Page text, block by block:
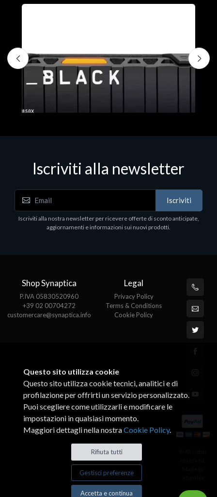
WD_BLACK SN850X NVMe SSD
WDBB9H0020BNC - SSD - 2 TB - interno - M.2
2280 - PCIe 4.0 (NVMe) - dissipatore integrato -
nero
Iscriviti alla newsletter
Iscriviti
Iscriviti alla nostra newsletter per ricevere offerte di sconto anticipate,
aggiornamenti e informazioni sui nuovi prodotti.
Shop Synaptica
P.IVA 05830520960
+39 02 00704272
customercare@synaptica.info
Legal
Privacy Policy
Terms & Conditions
Cookie Policy
Questo sito utilizza cookie
Questo sito utilizza cookie tecnici, analitici e di
profilazione per offrirti un servizio personalizzato.
Puoi scegliere come utilizzarli e modificare le
impostazioni in qualsiasi momento.
Maggiori dettagli nella nostraCookie Policy.
Rifiuta tutti
Gestisci preferenze
Accetta e continua